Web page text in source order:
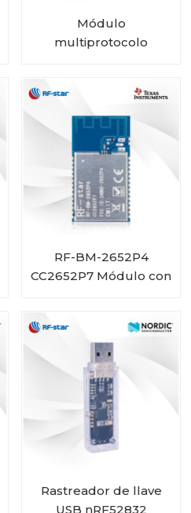
Módulo
multiprotocolo
RF-BM-2652P4
CC2652P7 Módulo con
Rastreador de llave
USB nRF52832